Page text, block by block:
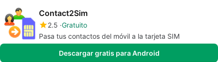
Contact2Sim
2.5 Gratuito
Pasa tus contactos del móvil a la tarjeta SIM
Descargar gratis para Android